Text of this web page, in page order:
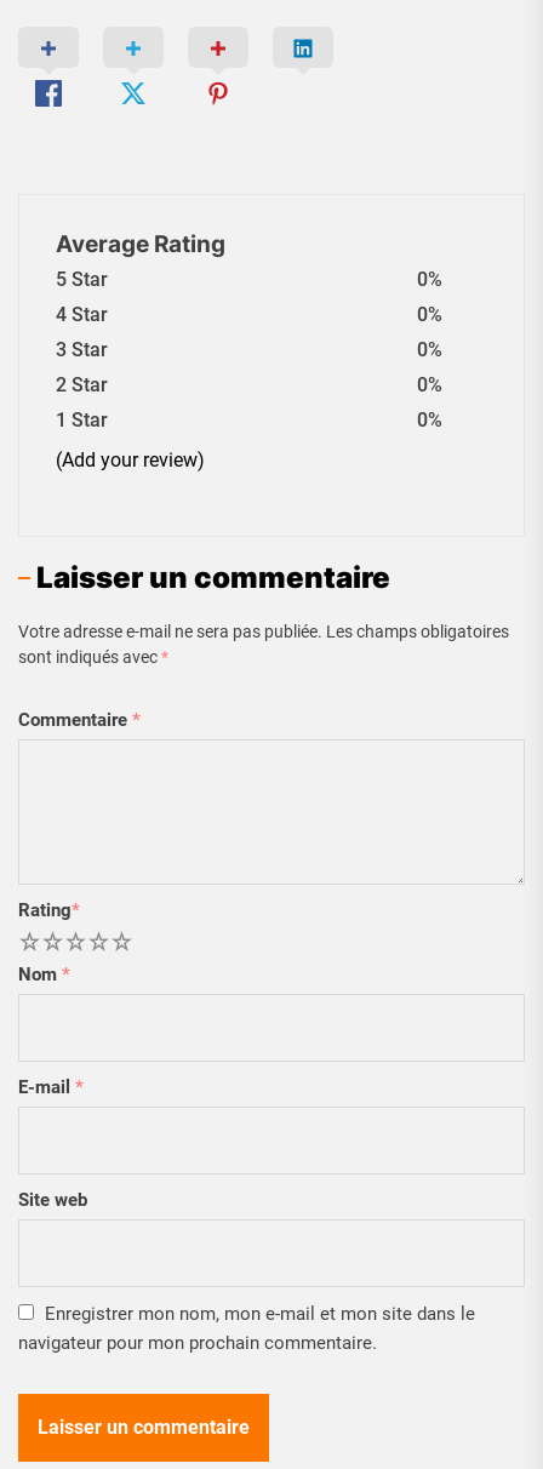
Average Rating
5 Star
0%
4 Star
0%
3 Star
0%
2 Star
0%
1 Star
0%
(Add your review)
Laisser un commentaire
Votre adresse e-mail ne sera pas publiée. Les champs obligatoires
sont indiqués avec*
Commentaire *
Rating*
5
4
3
2
Nom *
E-mail *
Site web
Enregistrer mon nom, mon e-mail et mon site dans le
navigateur pour mon prochain commentaire.